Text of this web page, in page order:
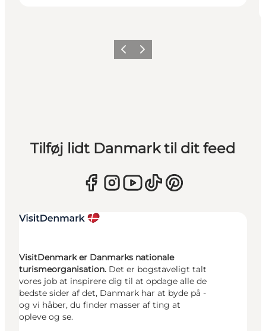
ForrigeNæste
Tilføj lidt Danmark til dit feed
VisitDenmark er Danmarks nationale
turismeorganisation. Det er bogstaveligt talt
vores job at inspirere dig til at opdage alle de
bedste sider af det, Danmark har at byde på -
og vi håber, du finder masser af ting at
opleve og se.